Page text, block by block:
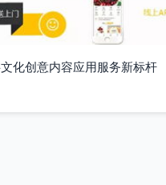
化创意内容应用服务新标杆